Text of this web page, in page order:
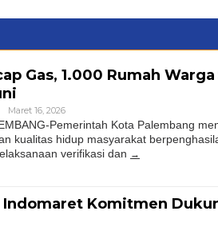
Gas, 1.000 Rumah
Maret 16, 2026
Pemerintah Kota Palembang
kualitas hidup masyarakat
verifikasi dan
Komitmen